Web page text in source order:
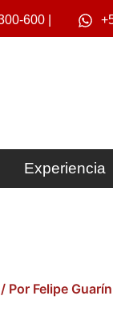
600 |
Experiencia
/ Por Felipe Guarín